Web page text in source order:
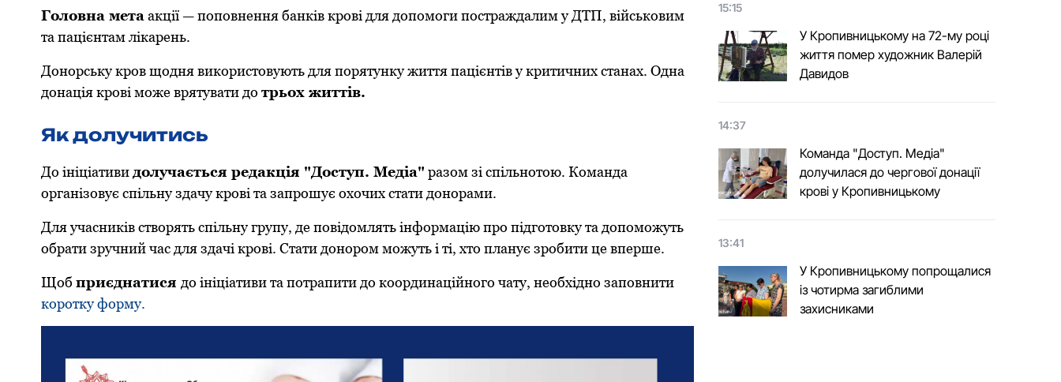
Головна мета акції — поповнення банків крові для допомоги постраждалим у ДТП, військовим
та пацієнтам лікарень.
Донорську кров щодня використовують для порятунку життя пацієнтів у критичних станах. Одна
донація крові може врятувати до трьох життів.
Як долучитись
До ініціативи долучається редакція "Доступ. Медіа" разом зі спільнотою. Команда
організовує спільну здачу крові та запрошує охочих стати донорами.
Для учасників створять спільну групу, де повідомлять інформацію про підготовку та допоможуть
обрати зручний час для здачі крові. Стати донором можуть і ті, хто планує зробити це вперше.
Щоб приєднатися до ініціативи та потрапити до координаційного чату, необхідно заповнити
коротку форму.
15:15
У Кропивницькому на 72-му році
життя помер художник Валерій
Давидов
14:37
Команда "Доступ. Медіа"
долучилася до чергової донації
крові у Кропивницькому
13:41
У Кропивницькому попрощалися
із чотирма загиблими
захисниками